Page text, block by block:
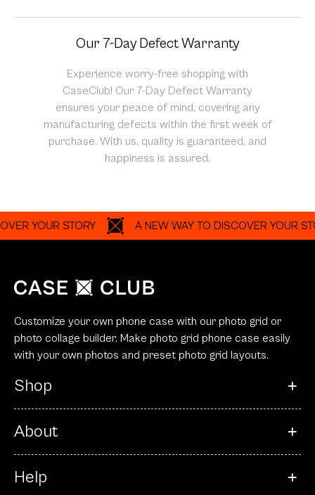
Our 7-Day Defect Warranty
Experience worry-free shopping with
CaseClub! Our 7-Day Defect Warranty
ensures your peace of mind, covering any
manufacturing defects within the first week of
purchase. With us, quality is guaranteed, and
happiness is assured.
STORY A NEW WAY TO DISCOVER YOUR STORY
Customize your own phone case with our photo grid or
photo collage builder. Make photo grid phone case easily
with your own photos and preset photo grid layouts.
Shop
About
Help